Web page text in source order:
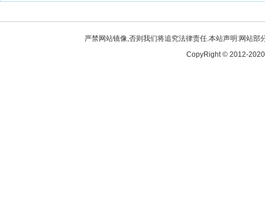
严禁网站镜像,否则我们将追究法律责任.本站声明:网站
CopyRight © 2012-